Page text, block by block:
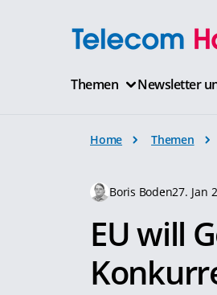
Themen Newsletter
Home Themen
Boris Boden27. Jan
EU will